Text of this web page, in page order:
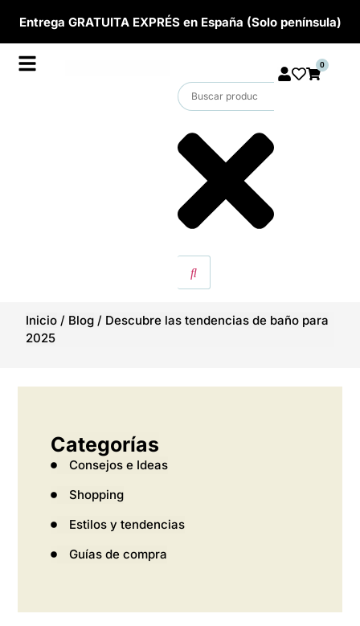
Entrega GRATUITA EXPRÉS en España (Solo península)
0
Inicio / Blog / Descubre las tendencias de baño para
2025
Categorías
Consejos e Ideas
Shopping
Estilos y tendencias
Guías de compra